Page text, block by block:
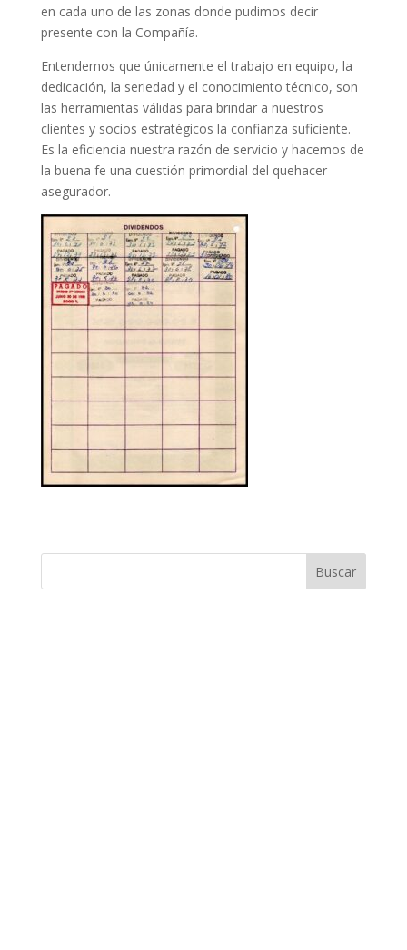
en cada uno de las zonas donde pudimos decir
presente con la Compañía.
Entendemos que únicamente el trabajo en equipo, la
dedicación, la seriedad y el conocimiento técnico, son
las herramientas válidas para brindar a nuestros
clientes y socios estratégicos la confianza suficiente.
Es la eficiencia nuestra razón de servicio y hacemos de
la buena fe una cuestión primordial del quehacer
asegurador.